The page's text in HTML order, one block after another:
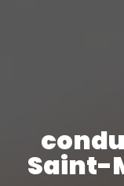
Saint-